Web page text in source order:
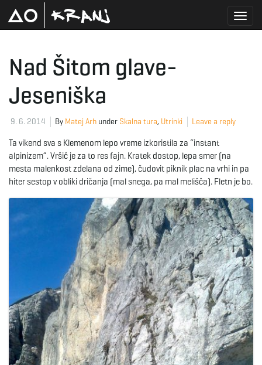
g
l
e
n
Nad Šitom glave-
Jeseniška
9. 6. 2014 By Matej Arh under Skalna tura, Utrinki Leave a reply
Ta vikend sva s Klemenom lepo vreme izkoristila za “instant
alpinizem”. Vršič je za to res fajn. Kratek dostop, lepa smer (na
mesta malenkost zdelana od zime), čudovit piknik plac na vrhi in pa
hiter sestop v obliki dričanja (mal snega, pa mal melišča). Fletn je bo.